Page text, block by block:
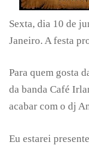
Sexta, dia 10 de
Janeiro. A festa
Para quem gosta
da banda Café
acabar com o dj
Eu estarei